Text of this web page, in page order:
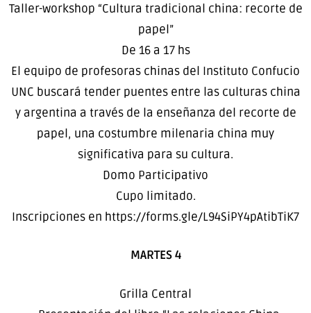
Taller-workshop “Cultura tradicional china: recorte de
papel”
De 16 a 17 hs
El equipo de profesoras chinas del Instituto Confucio
UNC buscará tender puentes entre las culturas china
y argentina a través de la enseñanza del recorte de
papel, una costumbre milenaria china muy
significativa para su cultura.
Domo Participativo
Cupo limitado.
Inscripciones en https://forms.gle/L94SiPY4pAtibTiK7
MARTES 4
Grilla Central